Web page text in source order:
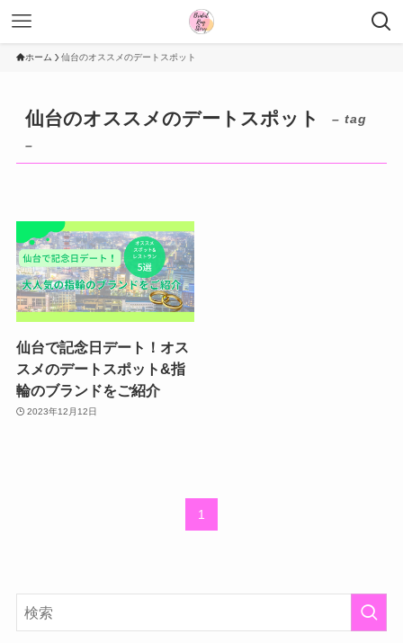
ホーム 仙台のオススメのデートスポット
仙台のオススメのデートスポット
– tag
–
仙台で記念日デート！オス
スメのデートスポット&指
輪のブランドをご紹介
2023年12月12日
1